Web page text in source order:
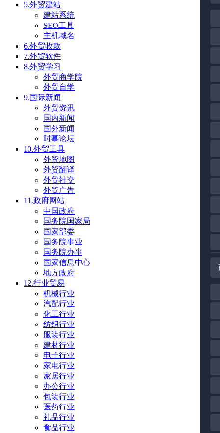
5.外贸建站
建站系统
SEO工具
主机域名
6.外贸收款
7.外贸软件
8.外贸学习
外贸商学院
外贸自学
9.国际新闻
外贸资讯
国内新闻
国外新闻
时事论坛
10.外贸工具
外贸地图
外贸翻译
外贸社交
外贸广告
11.政府网站
中国政府
国务院国家局
国家部委
国务院事业
国务院办事
国家信息中心
地方政府
12.行业贸易
机械行业
汽配行业
化工行业
纺织行业
服装行业
建材行业
电子行业
家电行业
家居行业
办公行业
包装行业
医药行业
礼品行业
食品行业